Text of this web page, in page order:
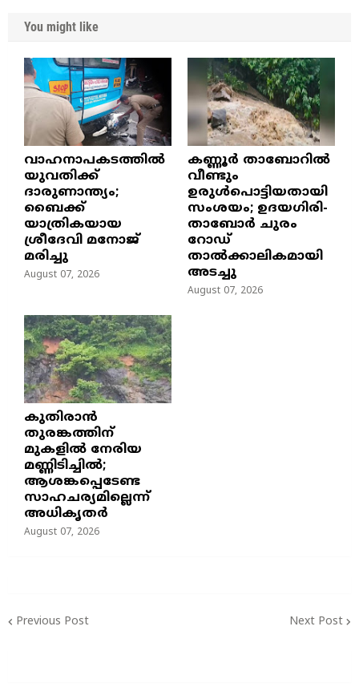
You might like
വാഹനാപകടത്തിൽ
യുവതിക്ക്
ദാരുണാന്ത്യം;
ബൈക്ക്
യാത്രികയായ
ശ്രീദേവി മനോജ്
മരിച്ചു
August 07, 2026
കണ്ണൂർ താബോറിൽ
വീണ്ടും
ഉരുൾപൊട്ടിയതായി
സംശയം; ഉദയഗിരി-
താബോർ ചുരം
റോഡ്
താൽക്കാലികമായി
അടച്ചു
August 07, 2026
കുതിരാൻ
തുരങ്കത്തിന്
മുകളിൽ നേരിയ
മണ്ണിടിച്ചിൽ;
ആശങ്കപ്പെടേണ്ട
സാഹചര്യമില്ലെന്ന്
അധികൃതർ
August 07, 2026
Previous Post Next Post